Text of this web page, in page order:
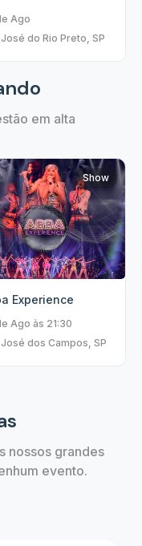
Ago
do Rio Preto, SP
em alta
Show
Experience
Ago às 21:30
dos Campos, SP
nossos grandes
evento.